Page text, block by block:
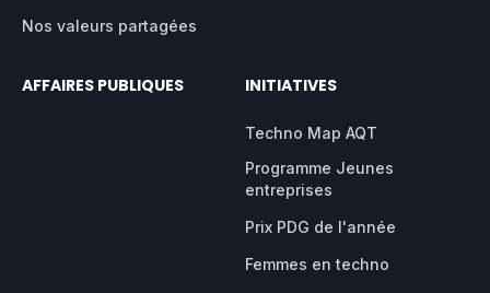
Nos valeurs partagées
AFFAIRES PUBLIQUES INITIATIVES
Techno Map AQT
Programme Jeunes
entreprises
Prix PDG de l'année
Femmes en techno